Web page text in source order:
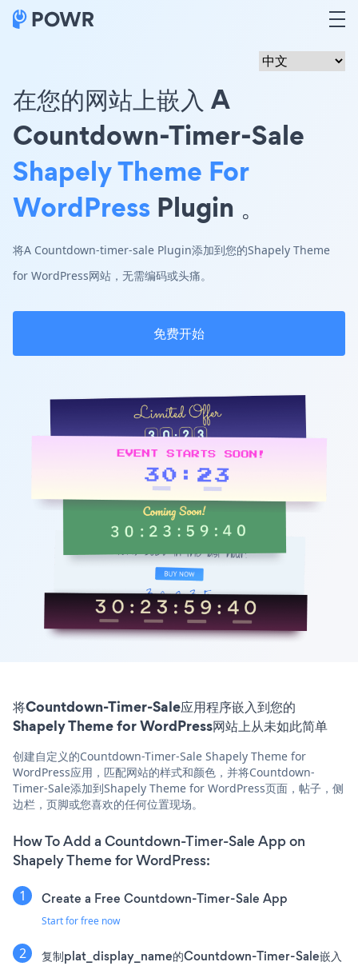
在您的网站上嵌入 A
Countdown-Timer-Sale
Shapely Theme For
WordPress Plugin 。
将A Countdown-timer-sale Plugin添加到您的Shapely Theme
for WordPress网站，无需编码或头痛。
免费开始
将Countdown-Timer-Sale应用程序嵌入到您的
Shapely Theme for WordPress网站上从未如此简单
创建自定义的Countdown-Timer-Sale Shapely Theme for
WordPress应用，匹配网站的样式和颜色，并将Countdown-
Timer-Sale添加到Shapely Theme for WordPress页面，帖子，侧
边栏，页脚或您喜欢的任何位置现场。
How To Add a Countdown-Timer-Sale App on
Shapely Theme for WordPress:
Create a Free Countdown-Timer-Sale App
Start for free now
复制plat_display_name的Countdown-Timer-Sale嵌入